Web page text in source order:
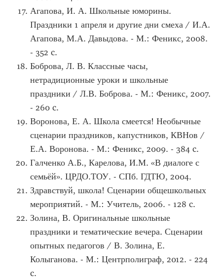
Агапова, И. А. Школьные юморины.
Праздники 1 апреля и другие дни смеха / И.А.
Агапова, М.А. Давыдова. - М.: Феникс, 2008.
- 352 c.
Боброва, Л. В. Классные часы,
нетрадиционные уроки и школьные
праздники / Л.В. Боброва. - М.: Феникс, 2007.
- 260 c.
Воронова, Е. А. Школа смеется! Необычные
сценарии праздников, капустников, КВНов /
Е.А. Воронова. - М.: Феникс, 2009. - 384 c.
Галченко А.Б., Карелова, И.М. «В диалоге с
семьёй». ЦРДО.ТОУ. - СПб. ГДТЮ, 2004.
Здравствуй, школа! Сценарии общешкольных
мероприятий. - М.: Учитель, 2006. - 128 c.
Золина, В. Оригинальные школьные
праздники и тематические вечера. Сценарии
опытных педагогов / В. Золина, Е.
Колыганова. - М.: Центрполиграф, 2012. - 224
c.